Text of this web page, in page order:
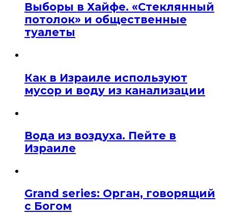
Выборы в Хайфе. «Стеклянный
потолок» и общественные
туалеты
Как в Израиле используют
мусор и воду из канализации
Вода из воздуха. Пейте в
Израиле
Grand series: Орган, говорящий
с Богом